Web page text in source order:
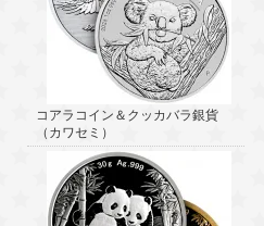
コアラコイン＆クッカバラ銀貨
（カワセミ）